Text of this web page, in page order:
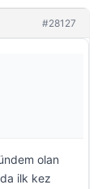
#28127
olan
ilk kez